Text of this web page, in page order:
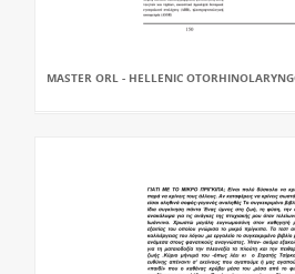
MASTER ORL - HELLENIC